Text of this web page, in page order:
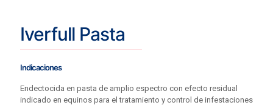
Iverfull Pasta
Indicaciones
Endectocida en pasta de amplio espectro con efecto residual
indicado en equinos para el tratamiento y control de infestaciones